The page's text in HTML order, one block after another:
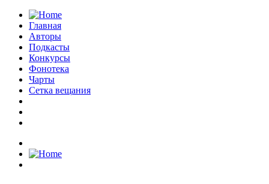
Главная
Авторы
Подкасты
Конкурсы
Фонотека
Чарты
Сетка вещания